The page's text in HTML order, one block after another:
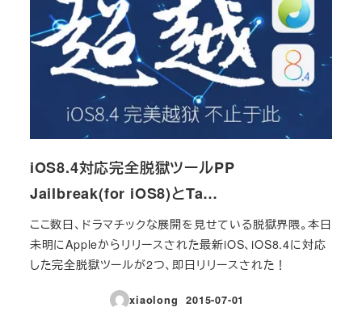
iOS8.4対応完全脱獄ツールPP
Jailbreak(for iOS8)とTa…
ここ数日、ドラマチックな展開を見せている脱獄界隈。本日
未明にAppleからリリースされた最新iOS、iOS8.4に対応
した完全脱獄ツールが2つ、即日リリースされた！
xiaolong
投稿日
2015-07-01